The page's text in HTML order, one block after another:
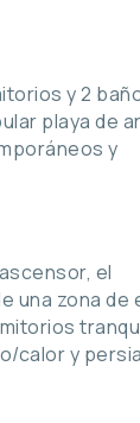
y 2
playa de
y
el
una zona de
calor y